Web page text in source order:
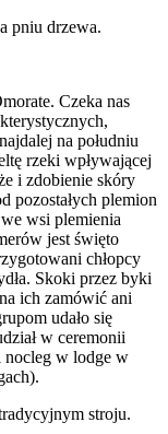
Czeka nas
na południu
rzeki wpływającej
i zdobienie skóry
pozostałych plemion
wsi plemienia
jest święto
chłopcy
Skoki przez byki
ich zamówić ani
udało się
w ceremonii
nocleg w lodge w